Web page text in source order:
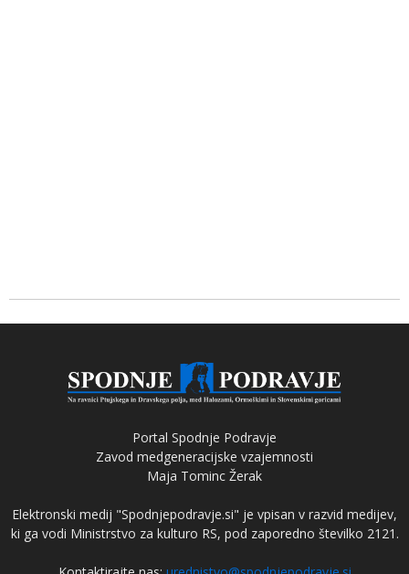
Portal Spodnje Podravje
Zavod medgeneracijske vzajemnosti
Maja Tominc Žerak
Elektronski medij "Spodnjepodravje.si" je vpisan v razvid medijev,
ki ga vodi Ministrstvo za kulturo RS, pod zaporedno številko 2121.